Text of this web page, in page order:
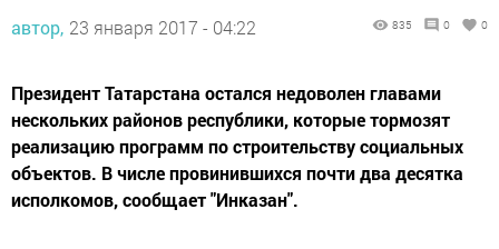
автор, 23 января 2017 - 04:22 835 0 0
Президент Татарстана остался недоволен главами
нескольких районов республики, которые тормозят
реализацию программ по строительству социальных
объектов. В числе провинившихся почти два десятка
исполкомов, сообщает "Инказан".